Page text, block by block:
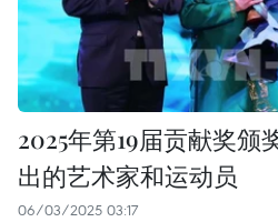
2025年第19届贡献奖颁
出的艺术家和运动员
06/03/2025 03:17